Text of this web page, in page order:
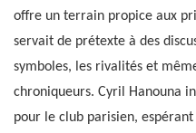
offre un terrain propice aux
servait de prétexte à des
symboles, les rivalités et
chroniqueurs. Cyril Hanouna
pour le club parisien,